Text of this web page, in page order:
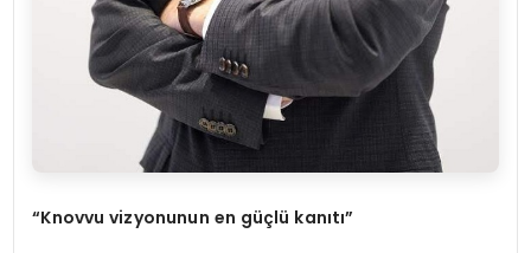
“Knovvu vizyonunun en güçlü kanıtı”